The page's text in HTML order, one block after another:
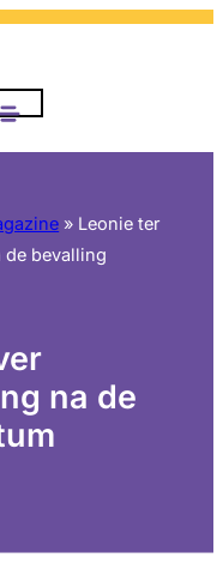
» Leonie ter
de bevalling
na de